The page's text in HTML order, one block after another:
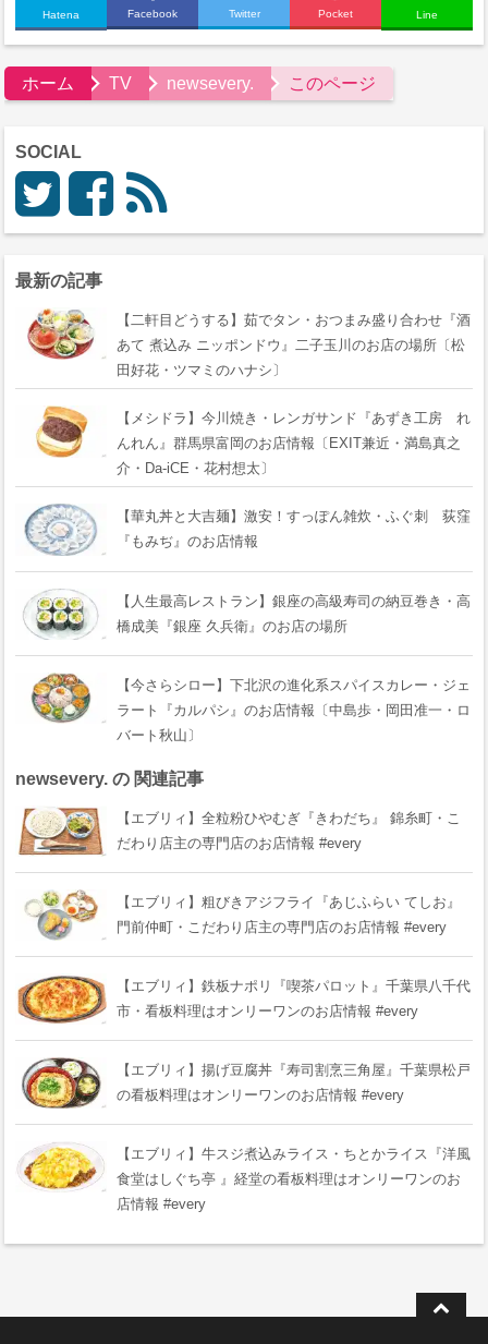
Hatena Facebook Twitter Pocket Line
ホーム TV newsevery. このページ
SOCIAL
最新の記事
【二軒目どうする】茹でタン・おつまみ盛り合わせ『酒
あて 煮込み ニッポンドウ』二子玉川のお店の場所〔松
田好花・ツマミのハナシ〕
【メシドラ】今川焼き・レンガサンド『あずき工房 れ
んれん』群馬県富岡のお店情報〔EXIT兼近・満島真之
介・Da-iCE・花村想太〕
【華丸丼と大吉麺】激安！すっぽん雑炊・ふぐ刺 荻窪
『もみぢ』のお店情報
【人生最高レストラン】銀座の高級寿司の納豆巻き・高
橋成美『銀座 久兵衛』のお店の場所
【今さらシロー】下北沢の進化系スパイスカレー・ジェ
ラート『カルパシ』のお店情報〔中島歩・岡田准一・ロ
バート秋山〕
newsevery. の 関連記事
【エブリィ】全粒粉ひやむぎ『きわだち』 錦糸町・こ
だわり店主の専門店のお店情報 #every
【エブリィ】粗びきアジフライ『あじふらい てしお』
門前仲町・こだわり店主の専門店のお店情報 #every
【エブリィ】鉄板ナポリ『喫茶パロット』千葉県八千代
市・看板料理はオンリーワンのお店情報 #every
【エブリィ】揚げ豆腐丼『寿司割烹三角屋』千葉県松戸
の看板料理はオンリーワンのお店情報 #every
【エブリィ】牛スジ煮込みライス・ちとかライス『洋風
食堂はしぐち亭 』経堂の看板料理はオンリーワンのお
店情報 #every